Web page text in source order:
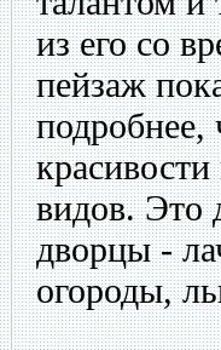
из его со
пейзаж
подробнее,
видов. Это
дворцы -
огороды,